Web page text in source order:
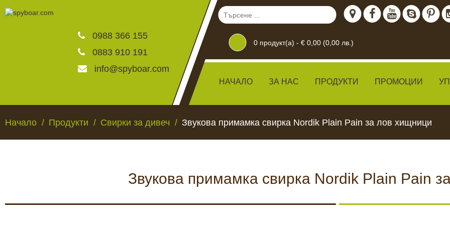
0988 366 155
0883 910 191
info@spyboar.com
0продукт(а) - € 0,00 (0,00 лв.)
НАЧАЛО ЗА НАС ПРОДУКТИ ПРОМОЦИИ
ФОТОКАПАНИ НА ЖИВО
КАМЕРИ ЗА
Ловни камери
Камери за видеонаблюдение
Начало Продукти Свирки за дивеч Звукова примамка свирка Nordik Plain Pain за лов хищници
Звукова примамка свирка Nordik Plain Pain